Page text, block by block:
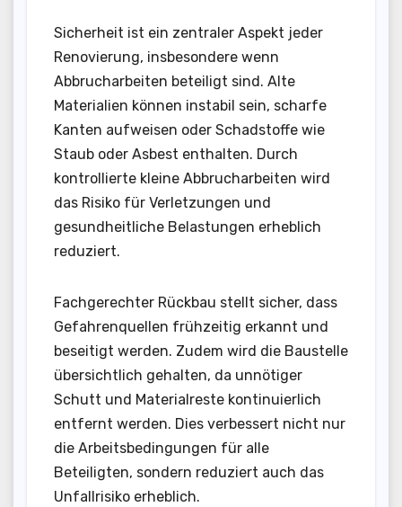
Sicherheit ist ein zentraler Aspekt jeder
Renovierung, insbesondere wenn
Abbrucharbeiten beteiligt sind. Alte
Materialien können instabil sein, scharfe
Kanten aufweisen oder Schadstoffe wie
Staub oder Asbest enthalten. Durch
kontrollierte kleine Abbrucharbeiten wird
das Risiko für Verletzungen und
gesundheitliche Belastungen erheblich
reduziert.
Fachgerechter Rückbau stellt sicher, dass
Gefahrenquellen frühzeitig erkannt und
beseitigt werden. Zudem wird die Baustelle
übersichtlich gehalten, da unnötiger
Schutt und Materialreste kontinuierlich
entfernt werden. Dies verbessert nicht nur
die Arbeitsbedingungen für alle
Beteiligten, sondern reduziert auch das
Unfallrisiko erheblich.